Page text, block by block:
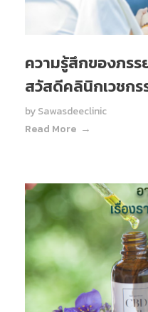
ความรู้สึกของภรร
สวัสดีคลินิกเวชกร
bySawasdeeclinic
Read More